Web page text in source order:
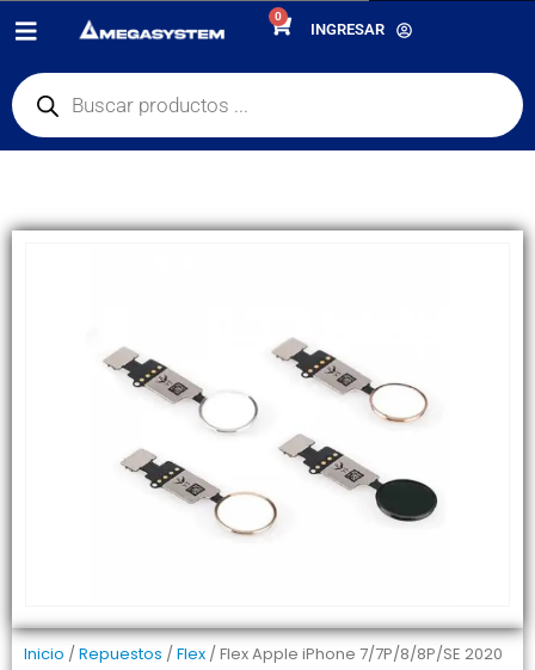
0
INGRESAR
PRODUCTOSREPUESTOS
VOLVER)
Inicio /Repuestos /Flex / Flex Apple iPhone 7/7P/8/8P/SE 2020